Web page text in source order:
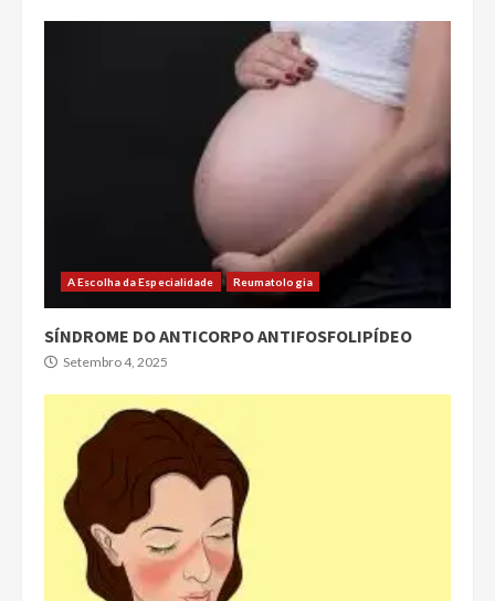
A Escolha da Especialidade Reumatologia
SÍNDROME DO ANTICORPO ANTIFOSFOLIPÍDEO
Setembro 4, 2025